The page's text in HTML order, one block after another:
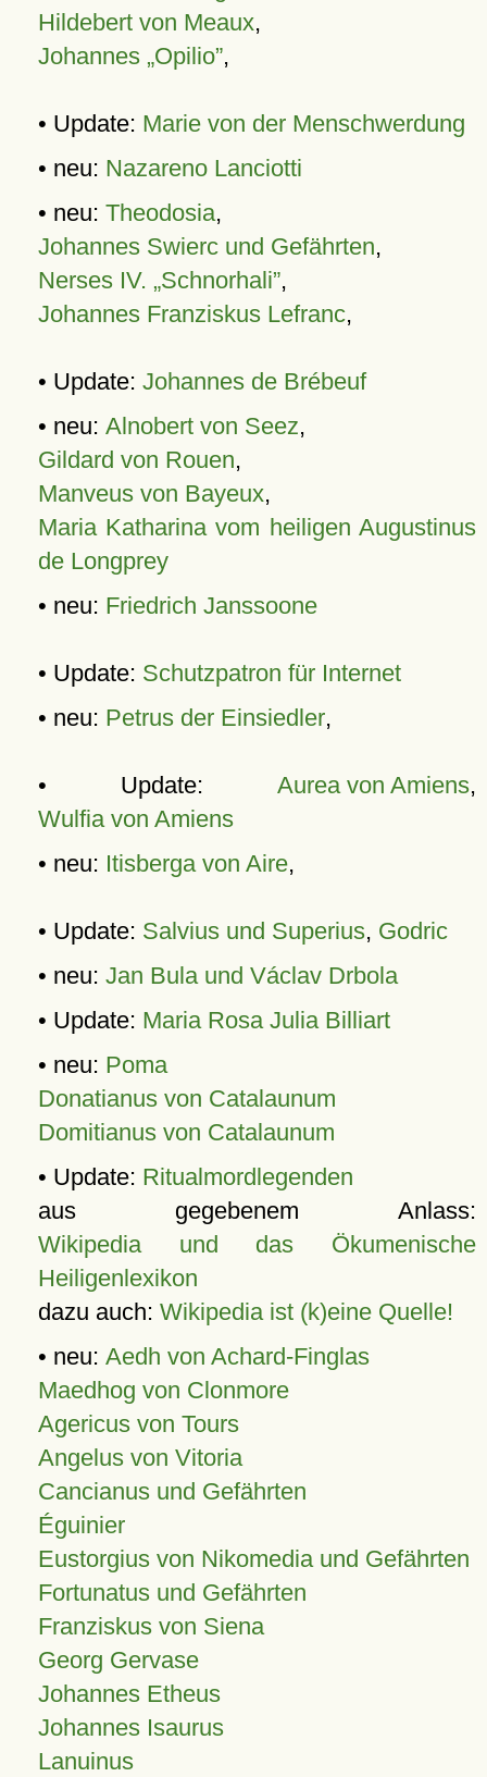
Hildebert von Meaux,
Johannes „Opilio”,
• Update: Marie von der Menschwerdung
• neu: Nazareno Lanciotti
• neu: Theodosia,
Johannes Swierc und Gefährten,
Nerses IV. „Schnorhali”,
Johannes Franziskus Lefranc,
• Update: Johannes de Brébeuf
• neu: Alnobert von Seez,
Gildard von Rouen,
Manveus von Bayeux,
Maria Katharina vom heiligen Augustinus
de Longprey
• neu: Friedrich Janssoone
• Update: Schutzpatron für Internet
• neu: Petrus der Einsiedler,
• Update: Aurea von Amiens,
Wulfia von Amiens
• neu: Itisberga von Aire,
• Update: Salvius und Superius, Godric
• neu: Jan Bula und Václav Drbola
• Update: Maria Rosa Julia Billiart
• neu: Poma
Donatianus von Catalaunum
Domitianus von Catalaunum
• Update: Ritualmordlegenden
aus gegebenem Anlass:
Wikipedia und das Ökumenische
Heiligenlexikon
dazu auch: Wikipedia ist (k)eine Quelle!
• neu: Aedh von Achard-Finglas
Maedhog von Clonmore
Agericus von Tours
Angelus von Vitoria
Cancianus und Gefährten
Éguinier
Eustorgius von Nikomedia und Gefährten
Fortunatus und Gefährten
Franziskus von Siena
Georg Gervase
Johannes Etheus
Johannes Isaurus
Lanuinus